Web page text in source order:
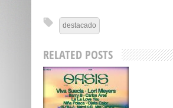
destacado
RELATED POSTS